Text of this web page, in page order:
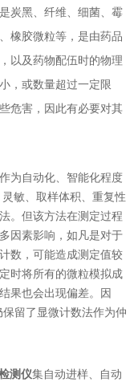
炭黑、纤维、细菌、霉
橡胶微粒等，是由药品
以及药物配伍时的物理
，或数量超过一定限
危害，因此有必要对其
为自动化、智能化程度
敏、取样体积、重复性
。但该方法在测定过程
因素影响，如凡是对于
数，可能造成测定值较
时将所有的微粒模拟成
果也会出现偏差。因
留了显微计数法作为仲
测仪集自动进样、自动